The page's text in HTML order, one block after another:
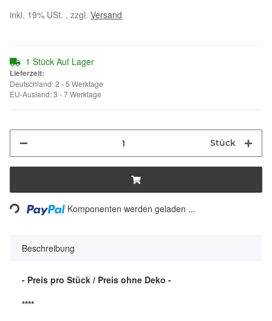
inkl. 19% USt. , zzgl. Versand
1 Stück Auf Lager
Lieferzeit:
Deutschland: 2 - 5 Werktage
EU-Ausland: 3 - 7 Werktage
Stück
Loading... Komponenten werden geladen ...
Beschreibung
- Preis pro Stück / Preis ohne Deko -
****